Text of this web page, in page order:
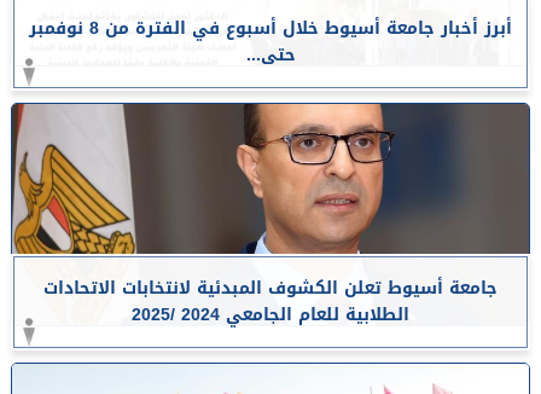
أبرز أخبار جامعة أسيوط خلال أسبوع في الفترة من 8 نوفمبر
حتى...
جامعة أسيوط تعلن الكشوف المبدئية لانتخابات الاتحادات
الطلابية للعام الجامعي 2024 /2025